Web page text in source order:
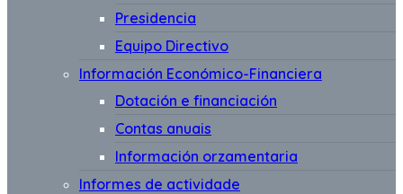
Presidencia
Equipo Directivo
Información Económico-Financiera
Dotación e financiación
Contas anuais
Información orzamentaria
Informes de actividade